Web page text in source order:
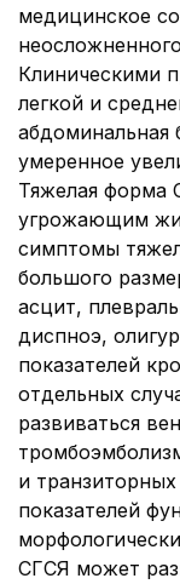
медицинское
Клиническими
легкой и
абдоминальная
умеренное
Тяжелая форма
угрожающим
симптомы
большого
асцит,
диспноэ,
показателей
отдельных
развиваться
и
показателей
СГСЯ может